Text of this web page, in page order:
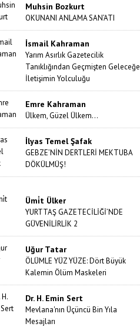
Muhsin Bozkurt
OKUNANI ANLAMA SAN’ATI
İsmail Kahraman
Yarım Asırlık Gazetecilik
Tanıklığından Geçmişten Geleceğe
İletişimin Yolculuğu
Emre Kahraman
Ülkem, Güzel Ülkem…
İlyas Temel Şafak
GEBZE’NİN DERTLERİ MEKTUBA
DÖKÜLMÜŞ!
Ümi̇t Ülker
YURTTAŞ GAZETECİLİĞİ’NDE
GÜVENİLİRLİK 2
Uğur Tatar
ÖLÜMLE YÜZ YÜZE: Dört Büyük
Kalemin Ölüm Maskeleri
Dr. H. Emin Sert
Mevlana'nın Üçüncü Bin Yıla
Mesajları